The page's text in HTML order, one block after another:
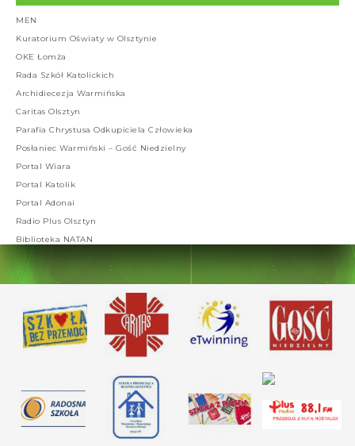
MEN
Kuratorium Oświaty w Olsztynie
OKE Łomża
Rada Szkół Katolickich
Archidiecezja Warmińska
Caritas Olsztyn
Parafia Chrystusa Odkupiciela Człowieka
Posłaniec Warmiński – Gość Niedzielny
Portal Wiara
Portal Katolik
Portal Adonai
Radio Plus Olsztyn
Biblioteka NATAN